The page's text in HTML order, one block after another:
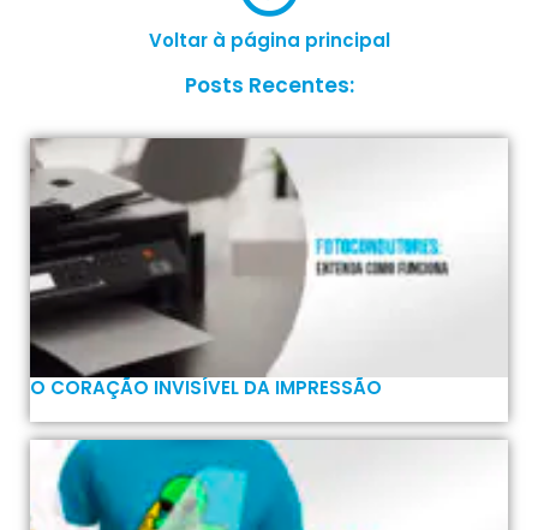
Voltar à página principal
Posts Recentes:
O CORAÇÃO INVISÍVEL DA IMPRESSÃO